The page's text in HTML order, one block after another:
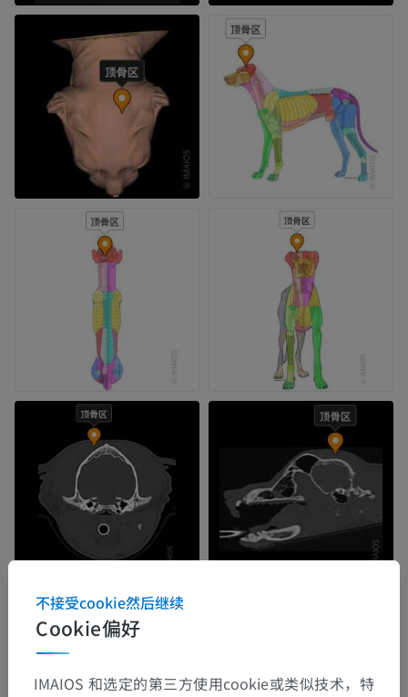
Cookie偏好
不接受cookie然后继续
IMAIOS 和选定的第三方使用cookie或类似技术，特